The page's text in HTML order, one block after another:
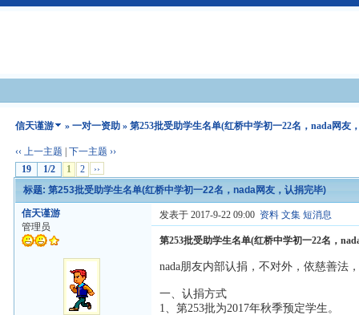
信天谨游 »一对一资助 » 第253批受助学生名单(红桥中学初一22名，nada网友
‹‹ 上一主题 |下一主题 ››
19
1/2 1 2 ››
标题: 第253批受助学生名单(红桥中学初一22名，nada网友，认捐完毕)
信天谨游
管理员
发表于 2017-9-22 09:00 资料 文集 短消息
第253批受助学生名单(红桥中学初一22名，
nada朋友内部认捐，不对外，依慈善法
一、认捐方式
1、第253批为2017年秋季预定学生。